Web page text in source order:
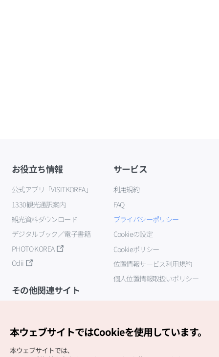
お役立ち情報
公式アプリ「VISITKOREA」
1330観光通訳案内
観光資料ダウンロード
デジタルブック／電子書籍
PHOTO KOREA
Odii
サービス
利用規約
FAQ
プライバシーポリシー
Cookieの設定
Cookieポリシー
位置情報サービス利用規約
個人位置情報取扱いポリシー
その他関連サイト
本ウェブサイトではCookieを使用しています。
本ウェブサイトでは、